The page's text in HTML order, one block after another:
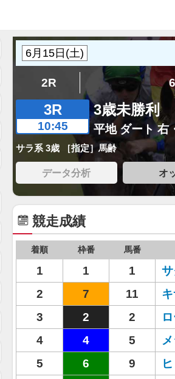
2R
3R
10:45
3歳未勝利
平地 ダート 右
サラ系 3歳 ［指定］馬齢
データ分析 オ
競走成績
着順 枠番 馬番
1 1 1
2
7 11
3
2 2
4
4 5
5
6 9